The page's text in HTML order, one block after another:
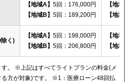
【地域A】 5回：176,000円
【地域B】 5回：189,200円
【地域A
【地域B
く)
【地域A】 5回：198,000円
【地域B】 5回：206,800円
【地域A
【地域B
。 ※上記はすべてライトプランの料金(メ
る方が対象)です。 ※1：医療ローン48回払